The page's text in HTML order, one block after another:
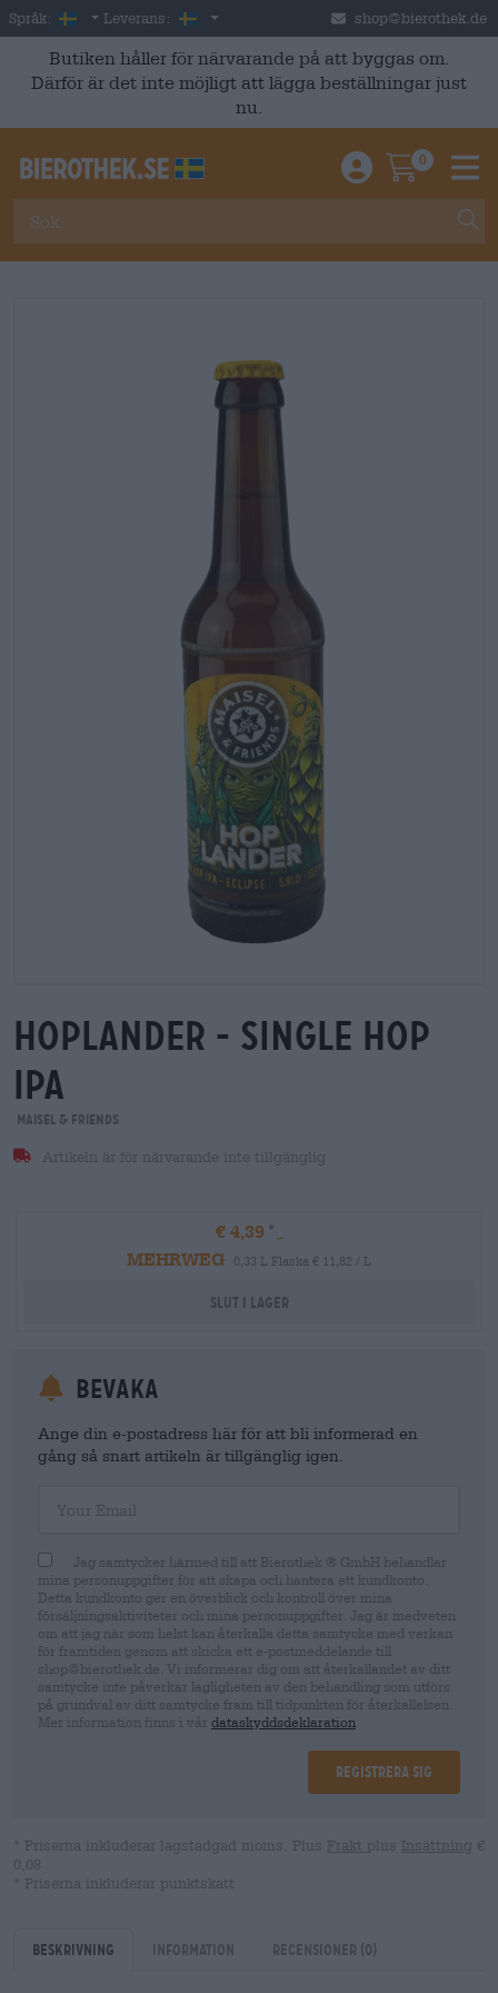
Skip to main content
Språk: Swedish
Leverans: Sverige shop@bierothek.de
Butiken håller för närvarande på att byggas om.
Därför är det inte möjligt att lägga beställningar just
nu.
Einloggen /
0
hoplander - single hop
ipa
Maisel & Friends
Artikeln är för närvarande inte tillgänglig
€ 4,39
MEHRWEG
0,33 L Flaska € 11,82 / L
Slut i lager
Bevaka
Ange din e-postadress här för att bli informerad en
gång så snart artikeln är tillgänglig igen.
Jag samtycker härmed till att Bierothek ® GmbH behandlar
mina personuppgifter för att skapa och hantera ett kundkonto.
Detta kundkonto ger en överblick och kontroll över mina
försäljningsaktiviteter och mina personuppgifter. Jag är medveten
om att jag när som helst kan återkalla detta samtycke med verkan
för framtiden genom att skicka ett e-postmeddelande till
shop@bierothek.de. Vi informerar dig om att återkallandet av ditt
samtycke inte påverkar lagligheten av den behandling som utförs
på grundval av ditt samtycke fram till tidpunkten för återkallelsen.
Mer information finns i vår dataskyddsdeklaration
Registrera sig
* Priserna inkluderar lagstadgad moms. Plus Frakt plus Insättning €
0,08
* Priserna inkluderar punktskatt
Beskrivning Information Recensioner (0)